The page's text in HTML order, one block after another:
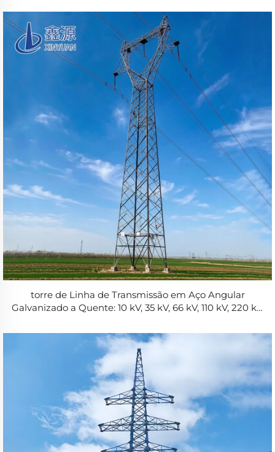
torre de Linha de Transmissão em Aço Angular
Galvanizado a Quente: 10 kV, 35 kV, 66 kV, 110 kV, 220 kV,